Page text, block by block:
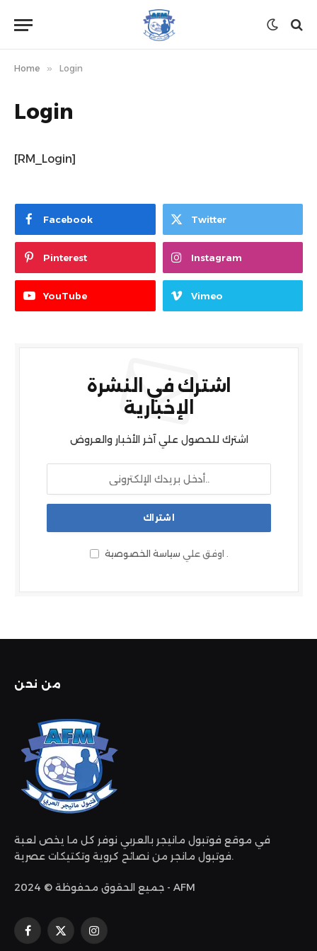
Home » Login
Login
[RM_Login]
Facebook Twitter
Pinterest Instagram
YouTube Vimeo
اشترك في النشرة
الإخبارية
اشترك للحصول علي آخر الأخبار والعروض
اوفق علي سياسة الخصوصية .
من نحن
في موقع فوتبول مانيجر بالعربي نوفر كل ما يخص لعبة
فوتبول مانجر من نصائح كروية وتكتيكات عصرية.
جميع الحقوق محفوظة © 2024 - AFM
فيسبوك
X
الانستغرام